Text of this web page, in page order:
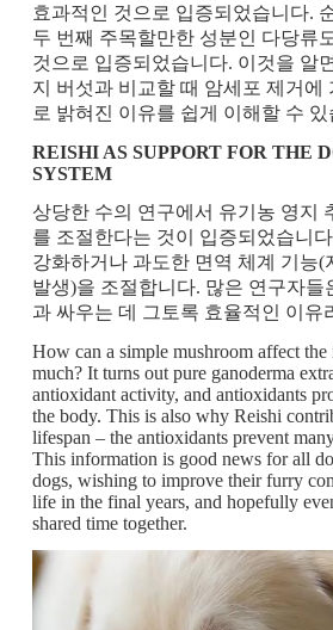
효과적인 것으로 입증되었습니다.
두 번째 주목할만한 성분인 다당류
것으로 입증되었습니다. 이것을 알
지 버섯과 비교할 때 암세포 제거에
로 밝혀진 이유를 쉽게 이해할 수 있
REISHI AS SUPPORT FOR THE
SYSTEM
상당한 수의 연구에서 유기농 영지
를 조절한다는 것이 입증되었습니
강화하거나 과도한 면역 체계 기능(
발생)을 조절합니다. 많은 연구자들
과 싸우는 데 그토록 효율적인 이유
How can a simple mushroom affect the
much? It turns out pure ganoderma
antioxidant activity, and antioxidants
the body. This is also why Reishi
lifespan – the antioxidants prevent
This information is good news for all
dogs, wishing to improve their furry
life in the final years, and hopefully
shared time together.